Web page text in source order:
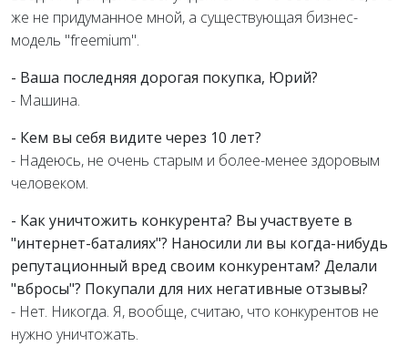
же не придуманное мной, а существующая бизнес-
модель "freemium".
- Ваша последняя дорогая покупка, Юрий?
- Машина.
- Кем вы себя видите через 10 лет?
- Надеюсь, не очень старым и более-менее здоровым
человеком.
- Как уничтожить конкурента? Вы участвуете в
"интернет-баталиях"? Наносили ли вы когда-нибудь
репутационный вред своим конкурентам? Делали
"вбросы"? Покупали для них негативные отзывы?
- Нет. Никогда. Я, вообще, считаю, что конкурентов не
нужно уничтожать.